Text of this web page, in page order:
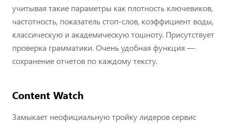
учитывая такие параметры как плотность ключевиков,
частотность, показатель стоп-слов, коэффициент воды,
классическую и академическую тошноту. Присутствует
проверка грамматики. Очень удобная функция —
сохранение отчетов по каждому тексту.
Content Watch
Замыкает неофициальную тройку лидеров сервис